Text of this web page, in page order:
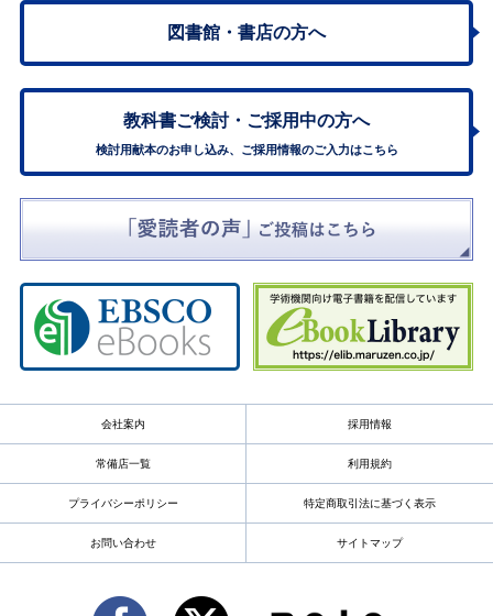
図書館・書店の方へ
教科書ご検討・ ご採用中の方へ
検討用献本のお申し込み、ご採用情報のご入力はこちら
会社案内 採用情報
常備店一覧 利用規約
プライバシーポリシー 特定商取引法に基づく表示
お問い合わせ サイトマップ